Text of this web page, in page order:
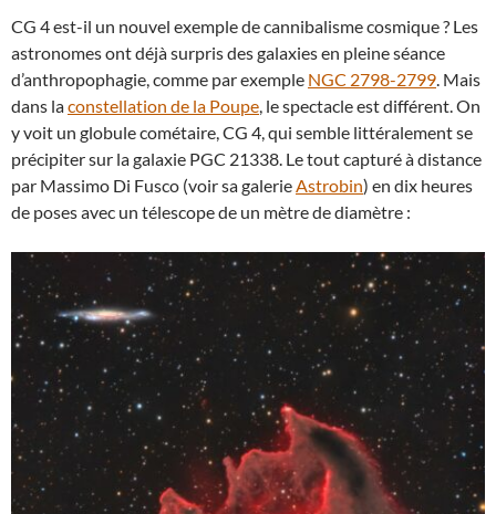
CG 4 est-il un nouvel exemple de cannibalisme cosmique ? Les
astronomes ont déjà surpris des galaxies en pleine séance
d’anthropophagie, comme par exemple NGC 2798-2799. Mais
dans laconstellation de la Poupe, le spectacle est différent. On
y voit un globule cométaire, CG 4, qui semble littéralement se
précipiter sur la galaxie PGC 21338. Le tout capturé à distance
par Massimo Di Fusco (voir sa galerieAstrobin) en dix heures
de poses avec un télescope de un mètre de diamètre :